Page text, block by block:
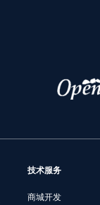
技术服务
商城开发